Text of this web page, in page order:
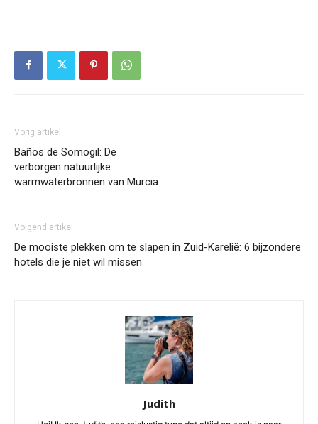
Vorig artikel
Baños de Somogil: De
verborgen natuurlijke
warmwaterbronnen van Murcia
Volgend artikel
De mooiste plekken om te slapen in Zuid-Karelië: 6 bijzondere
hotels die je niet wil missen
Judith